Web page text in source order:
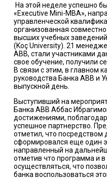
На этой неделе успешно
«Executive Mini-MBA»,
управленческой
организованная
высших учебных
(Koç University). 21
ABB, стали участниками
свое обучение, получили
В связи с этим, в главном
руководства Банка ABB и
выпускной день.
Выступивший на
Банка ABB Аббас
достижениями,
успешное партнерство.
отметил, что посредством
сформировался еще один
направленный на
отметив что программа и
осуществляться, что
банка воспользоваться